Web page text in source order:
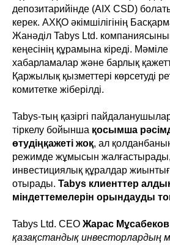
депозитарийінде (AIX CSD)
керек. АХҚО әкімшілігінің
Жанәділ Tabys Ltd.
кеңесінің құрамына кіреді. Мәміле
хабарламалар және барлық
Қаржылық қызметтері көрсетуді
комитетке жіберілді.
Tabys-тың қазіргі
тіркелу бойынша қосымша
өтудіңқажеті жоқ, ал
режимде жұмысын жалғастырады,
инвестициялық құралдар
отырады. Tabys клиенттер
міндеттемелерін орындауды
Tabys Ltd. CEO Жарас Мұсабеков
қазақстандық инвесторлардың